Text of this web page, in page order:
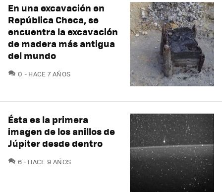
En una excavación en
República Checa, se
encuentra la excavación
de madera más antigua
del mundo
0 COMENTARIOS
HACE 7 AÑOS
Ésta es la primera
imagen de los anillos de
Júpiter desde dentro
6 COMENTARIOS
HACE 9 AÑOS